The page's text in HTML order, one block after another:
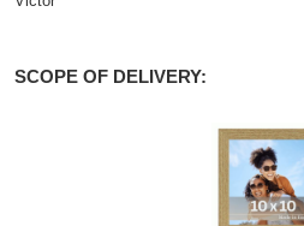
SCOPE OF DELIVERY: